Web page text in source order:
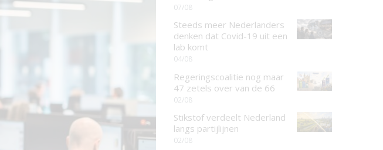
07/08
Steeds meer Nederlanders
denken dat Covid-19 uit een
lab komt
04/08
Regeringscoalitie nog maar
47 zetels over van de 66
02/08
Stikstof verdeelt Nederland
langs partijlijnen
02/08